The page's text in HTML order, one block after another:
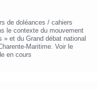
de doléances / cahiers
le contexte du mouvement
» et du Grand débat national
Maritime. Voir le
en cours